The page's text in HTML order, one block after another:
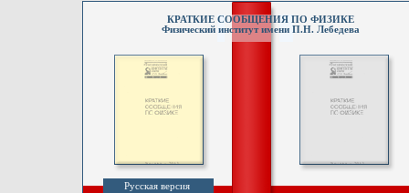
КРАТКИЕ СООБЩЕНИЯ ПО ФИЗИКЕ
Физический институт имени П.Н. Лебедева
Русская версия